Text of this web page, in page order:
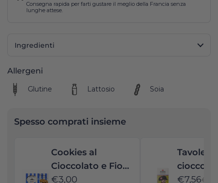
Consegna rapida per farti gustare il meglio della Francia senza
lunghe attese.
Ingredienti
Allergeni
Glutine Lattosio Soia
Spesso comprati insieme
Cookies al
Cioccolato e Fior
di Sale -
€3,00
e scaglie
€7,56